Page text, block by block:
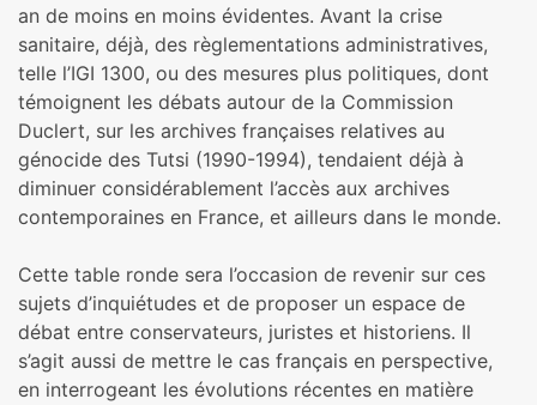
an de moins en moins évidentes. Avant la crise
sanitaire, déjà, des règlementations administratives,
telle l’IGI 1300, ou des mesures plus politiques, dont
témoignent les débats autour de la Commission
Duclert, sur les archives françaises relatives au
génocide des Tutsi (1990-1994), tendaient déjà à
diminuer considérablement l’accès aux archives
contemporaines en France, et ailleurs dans le monde.
Cette table ronde sera l’occasion de revenir sur ces
sujets d’inquiétudes et de proposer un espace de
débat entre conservateurs, juristes et historiens. Il
s’agit aussi de mettre le cas français en perspective,
en interrogeant les évolutions récentes en matière